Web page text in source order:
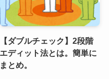
【ダブルチェック】2段階
エディット法とは。簡単に
まとめ。